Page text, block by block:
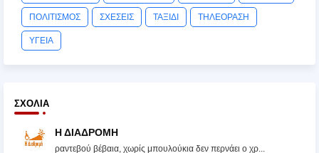
ΠΟΛΙΤΙΣΜΟΣ ΣΧΕΣΕΙΣ ΤΑΞΙΔΙ ΤΗΛΕΟΡΑΣΗ
ΥΓΕΙΑ
ΣΧΌΛΙΑ
Η ΔΙΑΔΡΟΜΗ
ραντεβού βέβαια, χωρίς μπουλούκια δεν περνάει ο χρ...